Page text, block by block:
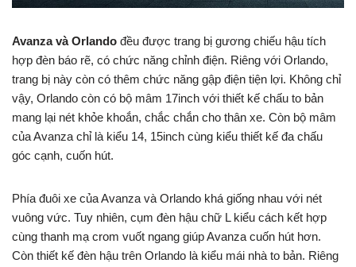
Avanza và Orlando đều được trang bị gương chiếu hậu tích
hợp đèn báo rẽ, có chức năng chỉnh điện. Riêng với Orlando,
trang bị này còn có thêm chức năng gập điện tiện lợi. Không chỉ
vậy, Orlando còn có bộ mâm 17inch với thiết kế chấu to bản
mang lại nét khỏe khoắn, chắc chắn cho thân xe. Còn bộ mâm
của Avanza chỉ là kiểu 14, 15inch cùng kiểu thiết kế đa chấu
góc cạnh, cuốn hút.
Phía đuôi xe của Avanza và Orlando khá giống nhau với nét
vuông vức. Tuy nhiên, cụm đèn hậu chữ L kiểu cách kết hợp
cùng thanh mạ crom vuốt ngang giúp Avanza cuốn hút hơn.
Còn thiết kế đèn hậu trên Orlando là kiểu mái nhà to bản. Riêng